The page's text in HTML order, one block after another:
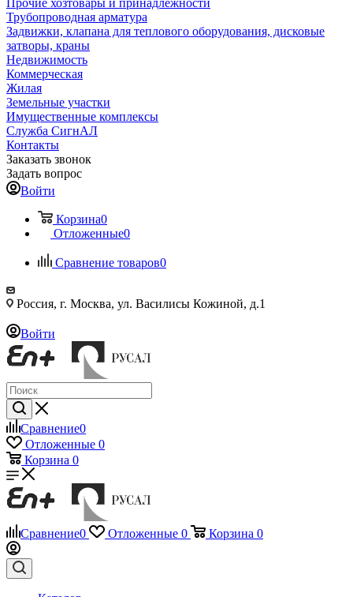
Прочие хозтовары и принадлежности
Трубопроводная арматура
Задвижки, клапана для теплового оборудования, дисковые
затворы, краны
Недвижимость
Коммерческая
Жилая
Земельные участки
Имущественные комплексы
Служба СигнАЛ
Контакты
Заказать звонок
Задать вопрос
Войти
Корзина0
Отложенные0
Сравнение товаров0
Россия, г. Москва, ул. Василисы Кожиной, д.1
Войти
Сравнение0
Отложенные 0
Корзина 0
Сравнение0 Отложенные 0 Корзина 0